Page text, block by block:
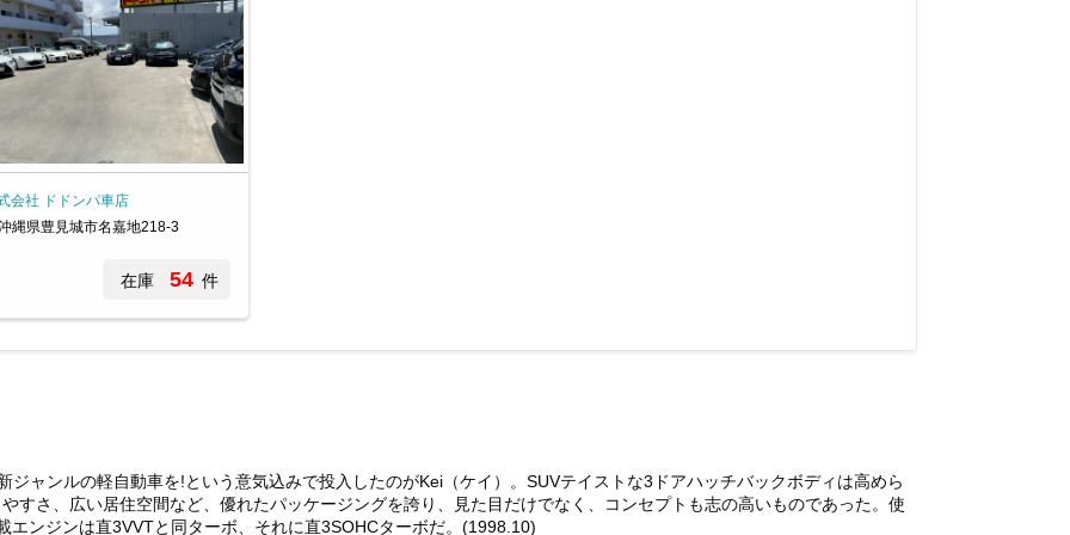
会社 ドドンパ車店
縄県豊見城市名嘉地218-3
在庫 54 件
ャンルの軽自動車を!という意気込みで投入したのがKei（ケイ）。SUVテイストな3ドアハッチバックボディは高めら
すさ、広い居住空間など、優れたパッケージングを誇り、見た目だけでなく、コンセプトも志の高いものであった。使
ンジンは直3VVTと同ターボ、それに直3SOHCターボだ。(1998.10)